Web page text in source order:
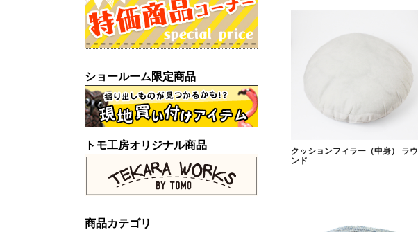
クッションフィラー（中身） ラウ
ンド
ショールーム限定商品
トモ工房オリジナル商品
商品カテゴリ